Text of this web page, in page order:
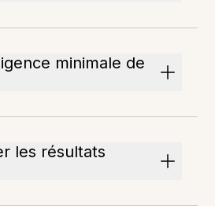
minimale de
les résultats